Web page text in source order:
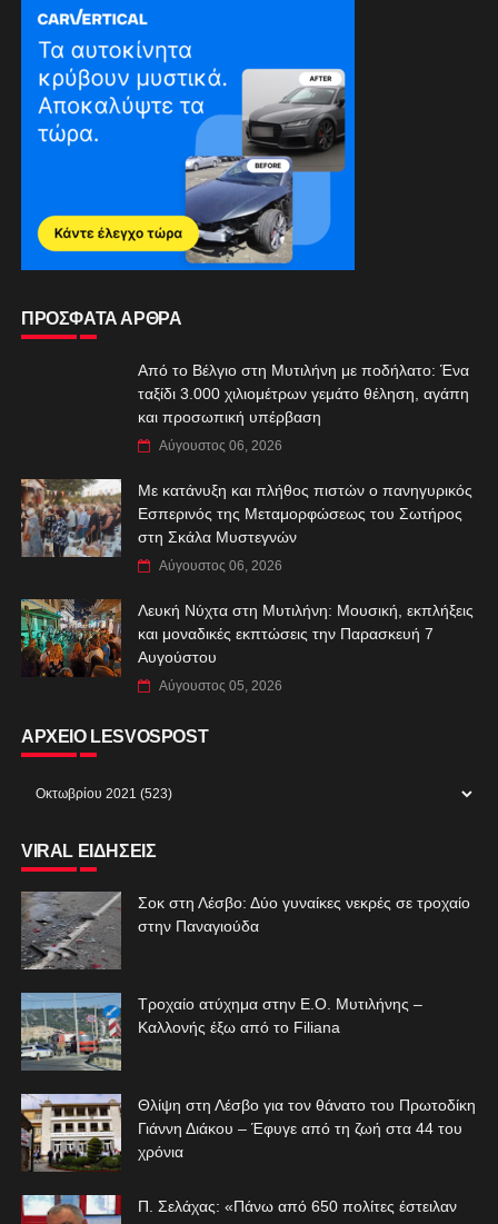
ΠΡΟΣΦΑΤΑ ΑΡΘΡΑ
Από το Βέλγιο στη Μυτιλήνη με ποδήλατο: Ένα
ταξίδι 3.000 χιλιομέτρων γεμάτο θέληση, αγάπη
και προσωπική υπέρβαση
Αύγουστος 06, 2026
Με κατάνυξη και πλήθος πιστών ο πανηγυρικός
Εσπερινός της Μεταμορφώσεως του Σωτήρος
στη Σκάλα Μυστεγνών
Αύγουστος 06, 2026
Λευκή Νύχτα στη Μυτιλήνη: Μουσική, εκπλήξεις
και μοναδικές εκπτώσεις την Παρασκευή 7
Αυγούστου
Αύγουστος 05, 2026
ΑΡΧΕΙΟ LESVOSPOST
VIRAL ΕΙΔΗΣΕΙΣ
Σοκ στη Λέσβο: Δύο γυναίκες νεκρές σε τροχαίο
στην Παναγιούδα
Τροχαίο ατύχημα στην Ε.Ο. Μυτιλήνης –
Καλλονής έξω από το Filiana
Θλίψη στη Λέσβο για τον θάνατο του Πρωτοδίκη
Γιάννη Διάκου – Έφυγε από τη ζωή στα 44 του
χρόνια
Π. Σελάχας: «Πάνω από 650 πολίτες έστειλαν